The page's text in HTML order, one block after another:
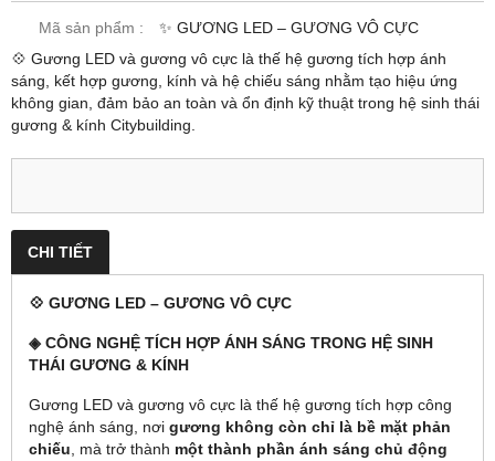
Mã sản phẩm :
✨ GƯƠNG LED – GƯƠNG VÔ CỰC
💠 Gương LED và gương vô cực là thế hệ gương tích hợp ánh
sáng, kết hợp gương, kính và hệ chiếu sáng nhằm tạo hiệu ứng
không gian, đảm bảo an toàn và ổn định kỹ thuật trong hệ sinh thái
gương & kính Citybuilding.
CHI TIẾT
💠 GƯƠNG LED – GƯƠNG VÔ CỰC
◈ CÔNG NGHỆ TÍCH HỢP ÁNH SÁNG TRONG HỆ SINH
THÁI GƯƠNG & KÍNH
Gương LED và gương vô cực là thế hệ gương tích hợp công
nghệ ánh sáng, nơi gương không còn chỉ là bề mặt phản
chiếu , mà trở thành một thành phần ánh sáng chủ động